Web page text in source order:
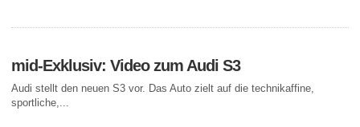
mid-Exklusiv: Video zum Audi S3
Audi stellt den neuen S3 vor. Das Auto zielt auf die technikaffine,
sportliche,...